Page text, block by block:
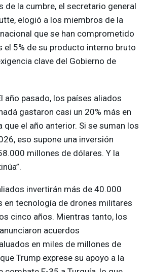
de la cumbre, el secretario general
elogió a los miembros de la
que se han comprometido
el 5% de su producto interno bruto
clave del Gobierno de
año pasado, los países aliados
gastaron casi un 20% más en
que el año anterior. Si se suman los
eso supone una inversión
⁠millones de dólares. Y la
invertirán más de 40.000
en tecnología de drones militares
cinco años. Mientras tanto, los
anunciaron acuerdos
en miles de millones de
Trump exprese su apoyo a la